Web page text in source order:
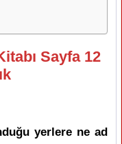
Sayfa 12
yerlere ne ad